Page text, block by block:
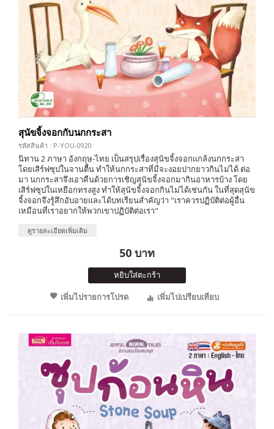
สุนัขจิ้งจอกกับนกกระสา
รหัสสินค้า : P-YOU-0920
นิทาน 2 ภาษา อังกฤษ-ไทย เป็นสรุปเรื่องสุนัขจิ้งจอกแกล้งนกกระสา
โดยเสิร์ฟซุปในจานตื้น ทำให้นกกระสาที่มีจะงอยปากยาวกินไม่ได้ ต่อ
มา นกกระสาจึงเอาคืนด้วยการเชิญสุนัขจิ้งจอกมากินอาหารบ้าง โดย
เสิร์ฟซุปในเหยือกทรงสูง ทำให้สุนัขจิ้งจอกกินไม่ได้เช่นกัน ในที่สุดสุนัข
จิ้งจอกจึงรู้สึกอับอายและได้บทเรียนสำคัญว่า "เราควรปฏิบัติต่อผู้อื่น
เหมือนที่เราอยากให้พวกเขาปฏิบัติต่อเรา"
ดูรายละเอียดเพิ่มเติม
50 บาท
หยิบใส่ตะกร้า
เพิ่มไปรายการโปรด
เพิ่มไปเปรียบเทียบ